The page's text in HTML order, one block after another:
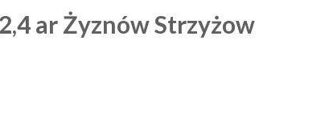
ar Żyznów Strzyżow